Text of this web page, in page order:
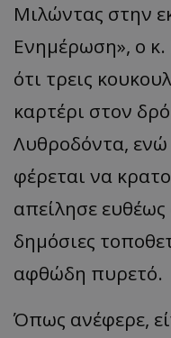
Μιλώντας στην
Ενημέρωση», ο
ότι τρεις
καρτέρι στον
Λυθροδόντα, ενώ
φέρεται να
απείλησε ευθέως
δημόσιες
αφθώδη πυρετό.
Όπως ανέφερε,